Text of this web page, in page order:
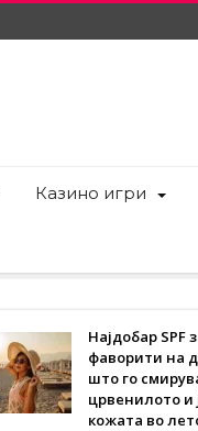
Казино игри
Најдобар SPF
фаворити на
што го
црвенилото и
кожата во